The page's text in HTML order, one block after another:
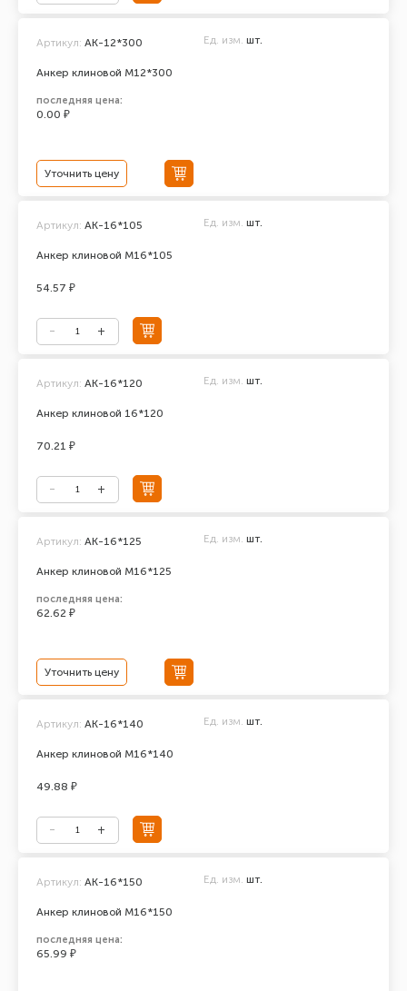
Анкер клиновой М12*300
Артикул: AK-12*300 Ед. изм. шт.
последняя цена:
0.00 ₽
Уточнить цену
Анкер клиновой М16*105
Артикул: АК-16*105 Ед. изм. шт.
54.57 ₽
Анкер клиновой 16*120
Артикул: АК-16*120 Ед. изм. шт.
70.21 ₽
Анкер клиновой М16*125
Артикул: AK-16*125 Ед. изм. шт.
последняя цена:
62.62 ₽
Уточнить цену
Анкер клиновой М16*140
Артикул: АК-16*140 Ед. изм. шт.
49.88 ₽
Анкер клиновой М16*150
Артикул: АК-16*150 Ед. изм. шт.
последняя цена:
65.99 ₽